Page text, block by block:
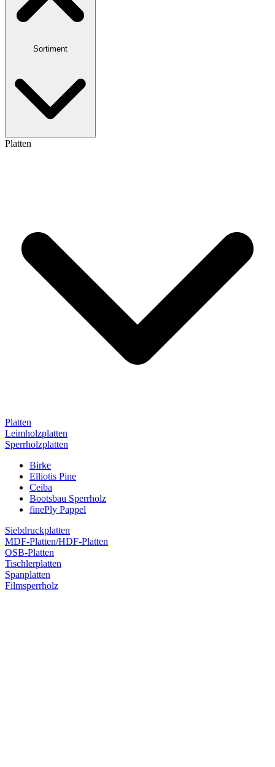
Sortiment
Platten
Platten
Leimholzplatten
Sperrholzplatten
Birke
Elliotis Pine
Ceiba
Bootsbau Sperrholz
finePly Pappel
Siebdruckplatten
MDF-Platten/HDF-Platten
OSB-Platten
Tischlerplatten
Spanplatten
Filmsperrholz